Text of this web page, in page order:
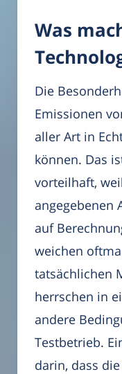
Was
Die
Emissionen
aller Art in
können. Das
vorteilhaft,
angegebenen
auf
weichen
tatsächlichen
herrschen in
andere
Testbetrieb.
darin, dass